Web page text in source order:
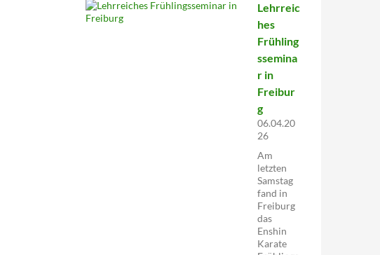
Lehrreic
hes
Frühling
ssemina
r in
Freibur
g
06.04.20
26
Am
letzten
Samstag
fand in
Freiburg
das
Enshin
Karate